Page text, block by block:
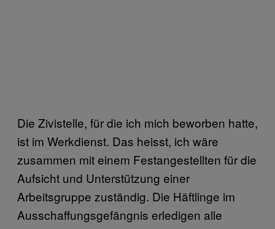
Die Zivistelle, für die ich mich beworben hatte,
ist im Werkdienst. Das heisst, ich wäre
zusammen mit einem Festangestellten für die
Aufsicht und Unterstützung einer
Arbeitsgruppe zuständig. Die Häftlinge im
Ausschaffungsgefängnis erledigen alle